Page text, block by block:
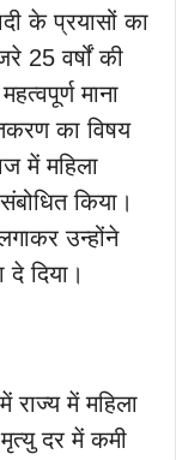
के प्रयासों का
25 वर्षों की
माना
का विषय
में महिला
किया।
उन्होंने
दिया।
राज्य में महिला
मृत्यु दर में कमी